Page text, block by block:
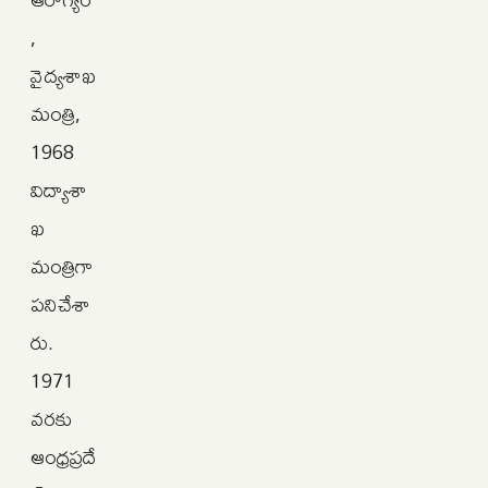
,
వైద్యశాఖ
మంత్రి,
1968
విద్యాశా
ఖ
మంత్రిగా
పనిచేశా
రు.
1971
వరకు
ఆంధ్రప్రదే